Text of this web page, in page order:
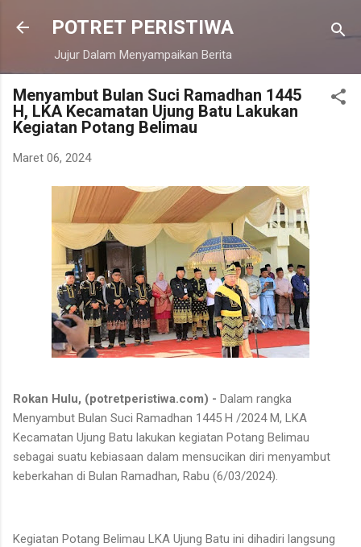
Langsung ke konten utama
POTRET PERISTIWA
Jujur Dalam Menyampaikan Berita
Menyambut Bulan Suci Ramadhan 1445
H, LKA Kecamatan Ujung Batu Lakukan
Kegiatan Potang Belimau
Maret 06, 2024
Rokan Hulu, (potretperistiwa.com) - Dalam rangka
Menyambut Bulan Suci Ramadhan 1445 H /2024 M, LKA
Kecamatan Ujung Batu lakukan kegiatan Potang Belimau
sebagai suatu kebiasaan dalam mensucikan diri menyambut
keberkahan di Bulan Ramadhan, Rabu (6/03/2024).
Kegiatan Potang Belimau LKA Ujung Batu ini dihadiri langsung